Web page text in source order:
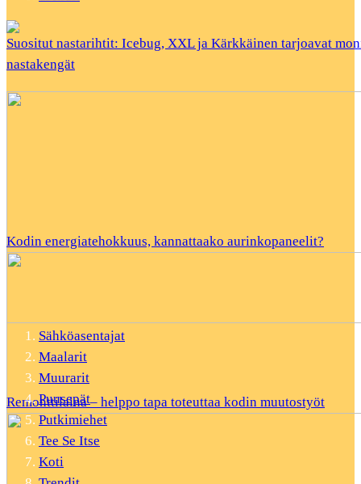
Suositut nastarihtit: Icebug, XXL ja Kärkkäinen tarjoavat
nastakengät
Kodin energiatehokkuus, kannattaako aurinkopaneelit?
Remonttilaina – helppo tapa toteuttaa kodin muutostyöt
Sähköasentajat
Maalarit
Muurarit
Puusepät
Putkimiehet
Tee Se Itse
Koti